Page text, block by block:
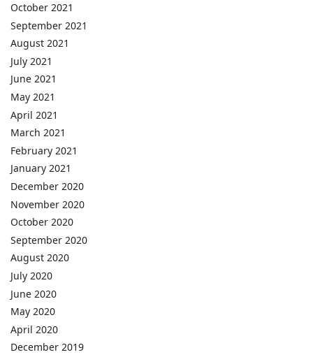
October 2021
September 2021
August 2021
July 2021
June 2021
May 2021
April 2021
March 2021
February 2021
January 2021
December 2020
November 2020
October 2020
September 2020
August 2020
July 2020
June 2020
May 2020
April 2020
December 2019